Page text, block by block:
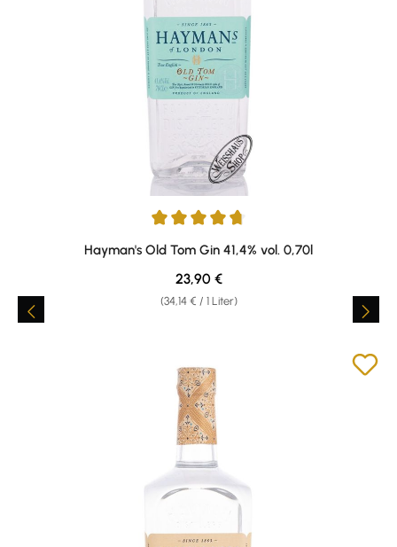
Durchschnittliche Bewertung von 4.71 von 5 Sternen
Hayman's Old Tom Gin 41,4% vol. 0,70l
(34,14 € / 1 Liter)
Regulärer Preis:
23,90 €